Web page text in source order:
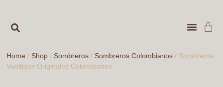
Home / Shop / Sombreros / Sombreros Colombianos / Sombreros
Vueltiaos Originales Colombianos